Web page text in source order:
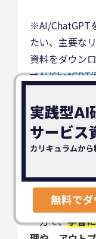
※AI/ChatGPT
たい、主要な
資料をダウン
⇒AI/ChatGPT
の資料ダウン
①個人情報
AI活用で大き
顧客の個人情
活用すること
一方で、学習